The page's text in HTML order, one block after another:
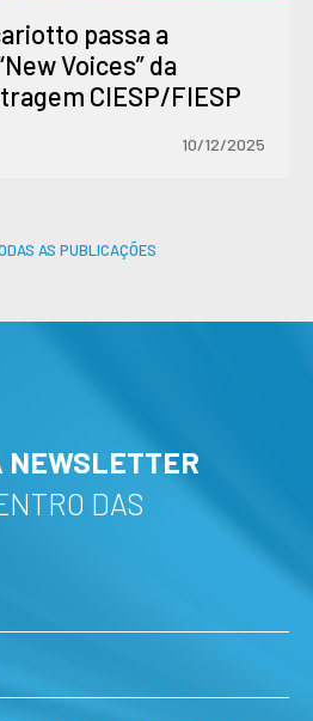
passa a
Voices” da
CIESP/FIESP
10/12/2025
AS PUBLICAÇÕES
NEWSLETTER
DAS